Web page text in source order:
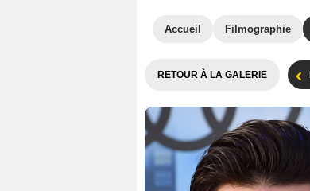
Accueil Filmographie
RETOUR À LA GALERIE